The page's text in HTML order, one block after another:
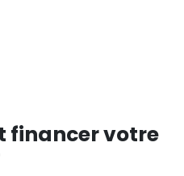
financer votre